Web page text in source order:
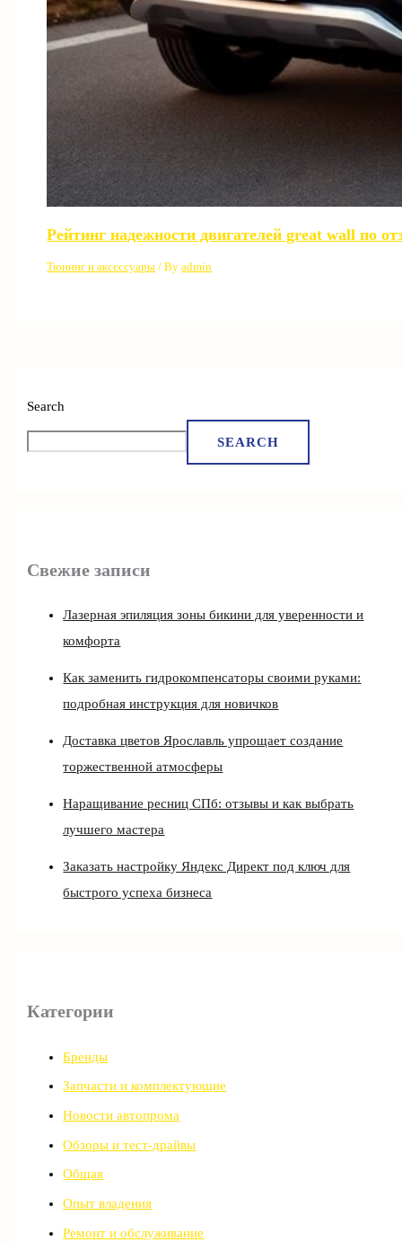
Search
SEARCH
Свежие записи
Лазерная эпиляция зоны бикини для уверенности и
комфорта
Как заменить гидрокомпенсаторы своими руками:
подробная инструкция для новичков
Доставка цветов Ярославль упрощает создание
торжественной атмосферы
Наращивание ресниц СПб: отзывы и как выбрать
лучшего мастера
Заказать настройку Яндекс Директ под ключ для
быстрого успеха бизнеса
Категории
Бренды
Запчасти и комплектующие
Новости автопрома
Обзоры и тест-драйвы
Общая
Опыт владения
Ремонт и обслуживание
Рейтинг надежности двигателей great wall по
Тюнинг и аксессуары / Byadmin